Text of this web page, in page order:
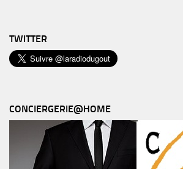
TWITTER
CONCIERGERIE@HOME